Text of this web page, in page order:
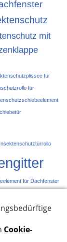
mit
für
für
Insektenschutztürrollo
für Dachfenster